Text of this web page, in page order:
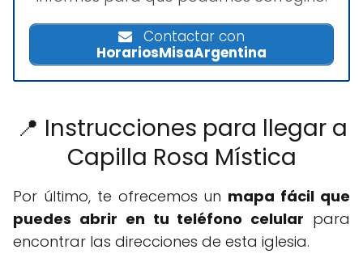
Contactar con
HorariosMisaArgentina
📍 Instrucciones para llegar a
Capilla Rosa Mística
Por último, te ofrecemos un mapa fácil que
puedes abrir en tu teléfono celular para
encontrar las direcciones de esta iglesia.